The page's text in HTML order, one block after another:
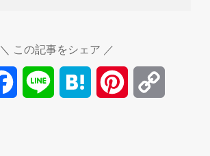
＼ この記事をシェア ／
FacebookLine Hatena Pinterest